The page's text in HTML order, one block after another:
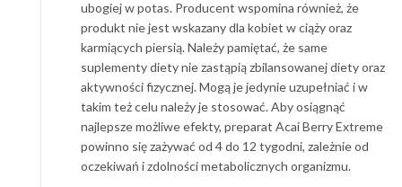
ubogiej w potas. Producent wspomina również, że
produkt nie jest wskazany dla kobiet w ciąży oraz
karmiących piersią. Należy pamiętać, że same
suplementy diety nie zastąpią zbilansowanej diety oraz
aktywności fizycznej. Mogą je jedynie uzupełniać i w
takim też celu należy je stosować. Aby osiągnąć
najlepsze możliwe efekty, preparat Acai Berry Extreme
powinno się zażywać od 4 do 12 tygodni, zależnie od
oczekiwań i zdolności metabolicznych organizmu.